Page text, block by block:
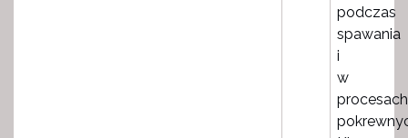
podczas
spawania
i
w
procesach